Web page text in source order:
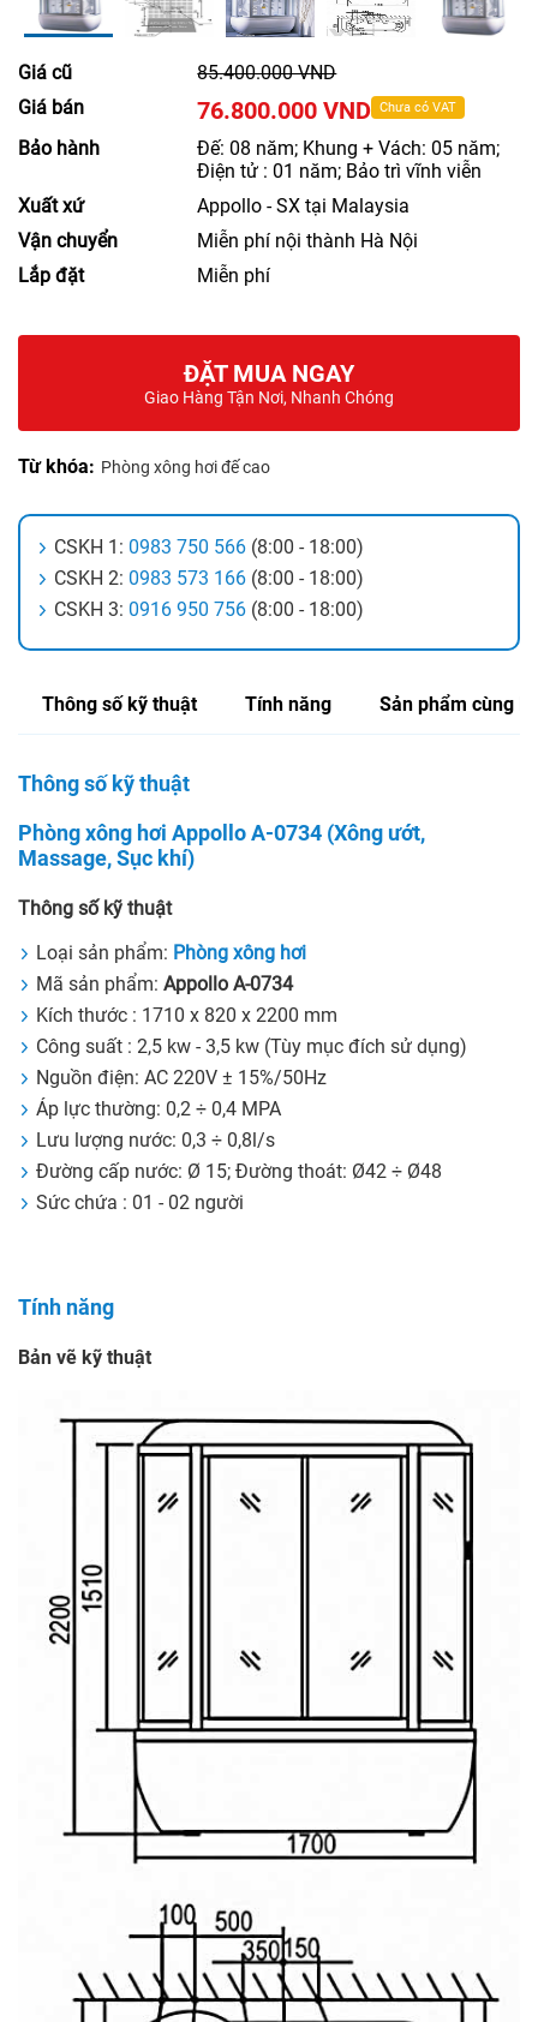
Giá cũ
85.400.000 VND
Giá bán
76.800.000 VND Chưa có VAT
Bảo hành
Đế: 08 năm; Khung + Vách: 05 năm;
Điện tử : 01 năm; Bảo trì vĩnh viễn
Xuất xứ
Appollo - SX tại Malaysia
Vận chuyển
Miễn phí nội thành Hà Nội
Lắp đặt
Miễn phí
ĐẶT MUA NGAY
Giao Hàng Tận Nơi, Nhanh Chóng
Từ khóa: Phòng xông hơi đế cao
CSKH 1: 0983 750 566 (8:00 - 18:00)
CSKH 2: 0983 573 166 (8:00 - 18:00)
CSKH 3: 0916 950 756 (8:00 - 18:00)
Thông số kỹ thuật Tính năng Sản phẩm cùng
Thông số kỹ thuật
Phòng xông hơi Appollo A-0734 (Xông ướt,
Massage, Sục khí)
Thông số kỹ thuật
Loại sản phẩm: Phòng xông hơi
Mã sản phẩm: Appollo A-0734
Kích thước : 1710 x 820 x 2200 mm
Công suất : 2,5 kw - 3,5 kw (Tùy mục đích sử dụng)
Nguồn điện: AC 220V ± 15%/50Hz
Áp lực thường: 0,2 ÷ 0,4 MPA
Lưu lượng nước: 0,3 ÷ 0,8l/s
Đường cấp nước: Ø 15; Đường thoát: Ø42 ÷ Ø48
Sức chứa : 01 - 02 người
Tính năng
Bản vẽ kỹ thuật